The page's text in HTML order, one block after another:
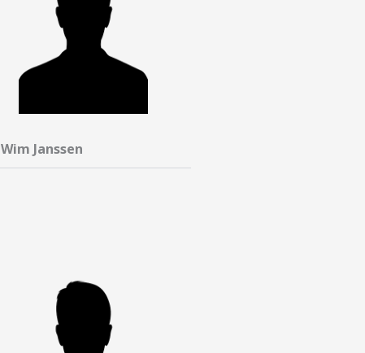
Wim Janssen